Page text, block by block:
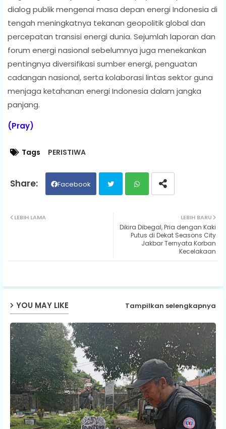
dialog publik mengenai masa depan energi Indonesia di
tengah meningkatnya tekanan geopolitik global dan
percepatan transisi energi dunia. Sejumlah laporan dan
forum energi nasional sebelumnya juga menekankan
pentingnya diversifikasi sumber energi, penguatan
cadangan nasional, serta kolaborasi lintas sektor guna
menjaga ketahanan energi Indonesia dalam jangka
panjang.
(Pray)
Tags PERISTIWA
Facebook
ats
LEBIH BARU
Dikira Dibegal, Pria dengan Kaki
Putus di Dekat Seasons City
Jakbar Ternyata Korban
Kecelakaan
LEBIH LAMA
YOU MAY LIKE Tampilkan selengkapnya